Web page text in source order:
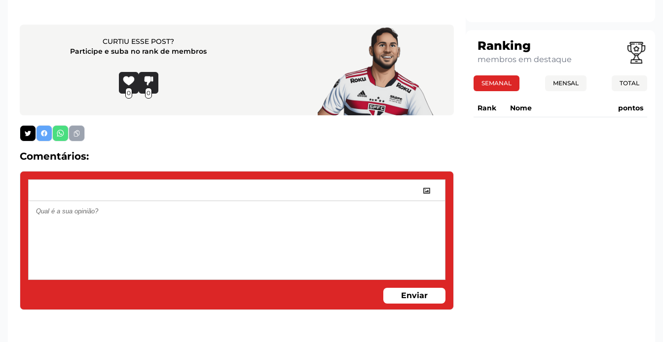
CURTIU ESSE POST?
Participe e suba no rank de membros
0 0
Comentários:
Enviar
Ranking
membros em destaque
SEMANAL MENSAL TOTAL
Rank Nome pontos